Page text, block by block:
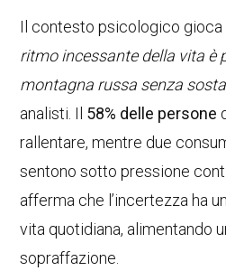
Il contesto psicologico gioca
ritmo incessante della vita è
montagna russa senza
analisti. Il 58% delle persone
rallentare, mentre due
sentono sotto pressione
afferma che l’incertezza ha
vita quotidiana, alimentando
sopraffazione.